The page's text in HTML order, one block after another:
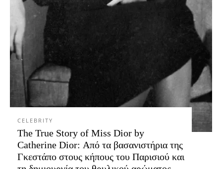
CELEBRITY
The True Story of Miss Dior by
Catherine Dior: Από τα βασανιστήρια της
Γκεστάπο στους κήπους του Παρισιού και